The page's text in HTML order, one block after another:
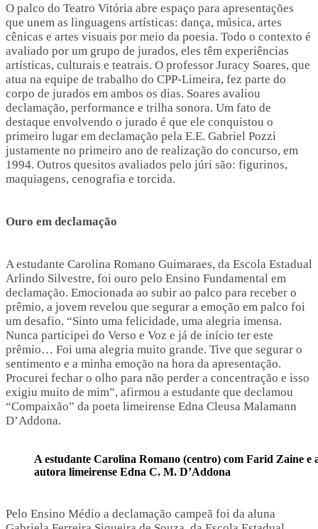
O palco do Teatro Vitória abre espaço para apresentações
que unem as linguagens artísticas: dança, música, artes
cênicas e artes visuais por meio da poesia. Todo o contexto é
avaliado por um grupo de jurados, eles têm experiências
artísticas, culturais e teatrais. O professor Juracy Soares, que
atua na equipe de trabalho do CPP-Limeira, fez parte do
corpo de jurados em ambos os dias. Soares avaliou
declamação, performance e trilha sonora. Um fato de
destaque envolvendo o jurado é que ele conquistou o
primeiro lugar em declamação pela E.E. Gabriel Pozzi
justamente no primeiro ano de realização do concurso, em
1994. Outros quesitos avaliados pelo júri são: figurinos,
maquiagens, cenografia e torcida.
Ouro em declamação
A estudante Carolina Romano Guimaraes, da Escola Estadual
Arlindo Silvestre, foi ouro pelo Ensino Fundamental em
declamação. Emocionada ao subir ao palco para receber o
prêmio, a jovem revelou que segurar a emoção em palco foi
um desafio. “Sinto uma felicidade, uma alegria imensa.
Nunca participei do Verso e Voz e já de início ter este
prêmio… Foi uma alegria muito grande. Tive que segurar o
sentimento e a minha emoção na hora da apresentação.
Procurei fechar o olho para não perder a concentração e isso
exigiu muito de mim”, afirmou a estudante que declamou
“Compaixão” da poeta limeirense Edna Cleusa Malamann
D’Addona.
A estudante Carolina Romano (centro) com Farid Zaine e
autora limeirense Edna C. M. D’Addona
Pelo Ensino Médio a declamação campeã foi da aluna